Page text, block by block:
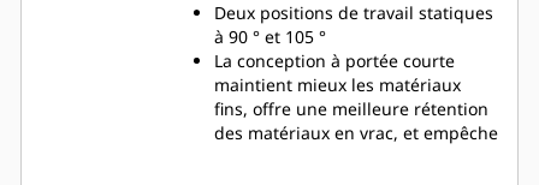
Deux positions de travail statiques
à 90 ° et 105 °
La conception à portée courte
maintient mieux les matériaux
fins, offre une meilleure rétention
des matériaux en vrac, et empêche